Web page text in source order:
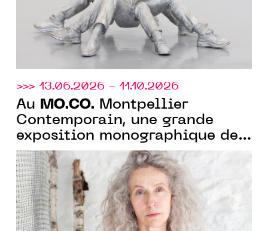
>>> 13.06.2026 - 11.10.2026
Au MO.CO. Montpellier
Contemporain, une grande
exposition monographique de
Kiki Smith pour ses 40 ans de
carrière artistique